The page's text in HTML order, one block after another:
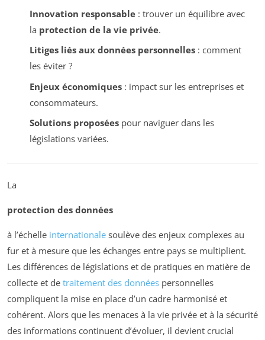
Innovation responsable: trouver un équilibre avec
la protection de la vie privée.
Litiges liés aux données personnelles: comment
les éviter ?
Enjeux économiques: impact sur les entreprises et
consommateurs.
Solutions proposéespour naviguer dans les
législations variées.
La
protection des données
à l’échelle internationale soulève des enjeux complexes au
fur et à mesure que les échanges entre pays se multiplient.
Les différences de législations et de pratiques en matière de
collecte et de traitement des données personnelles
compliquent la mise en place d’un cadre harmonisé et
cohérent. Alors que les menaces à la vie privée et à la sécurité
des informations continuent d’évoluer, il devient crucial